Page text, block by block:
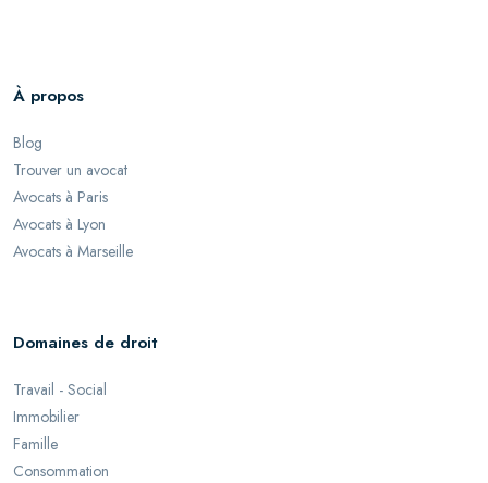
À propos
Blog
Trouver un avocat
Avocats à Paris
Avocats à Lyon
Avocats à Marseille
Domaines de droit
Travail - Social
Immobilier
Famille
Consommation